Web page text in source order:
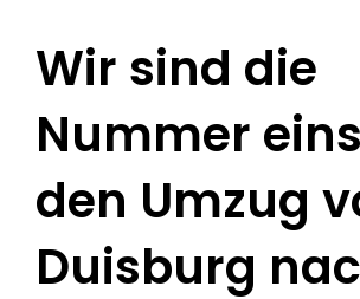
Wir sind die
Nummer
den Umzug
Duisburg